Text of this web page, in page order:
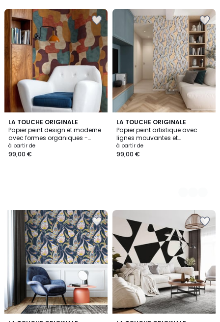
LA TOUCHE ORIGINALE
Papier peint design et moderne
avec formes organiques -
510x260 cm (l x h)
à partir de
99,00 €
LA TOUCHE ORIGINALE
Papier peint artistique avec
lignes mouvantes et
organiques - 425x260 cm (l x
h)
à partir de
99,00 €
3
Couleurs